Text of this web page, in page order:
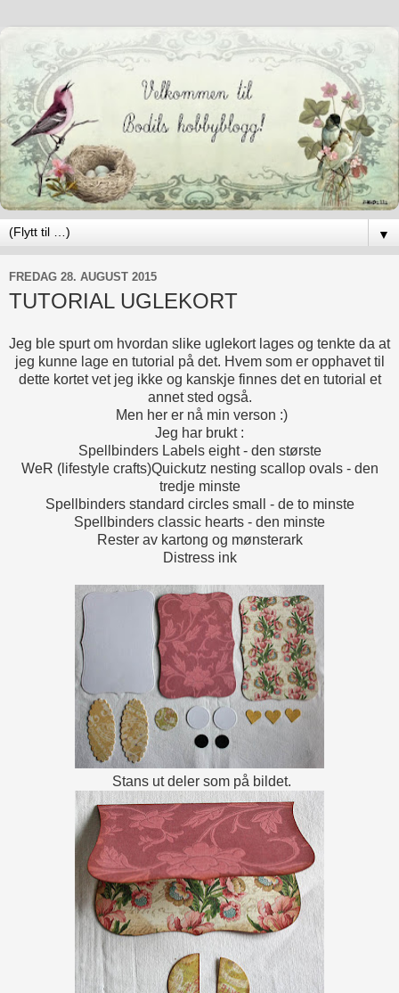
▼
FREDAG 28. AUGUST 2015
TUTORIAL UGLEKORT
Jeg ble spurt om hvordan slike uglekort lages og tenkte da at
jeg kunne lage en tutorial på det. Hvem som er opphavet til
dette kortet vet jeg ikke og kanskje finnes det en tutorial et
annet sted også.
Men her er nå min verson :)
Jeg har brukt :
Spellbinders Labels eight - den største
WeR (lifestyle crafts)Quickutz nesting scallop ovals - den
tredje minste
Spellbinders standard circles small - de to minste
Spellbinders classic hearts - den minste
Rester av kartong og mønsterark
Distress ink
Stans ut deler som på bildet.